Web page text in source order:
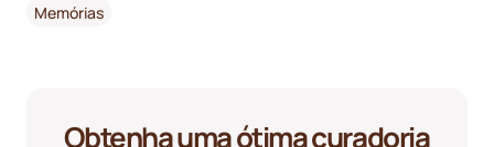
Memórias
Obtenha uma ótima curadoria